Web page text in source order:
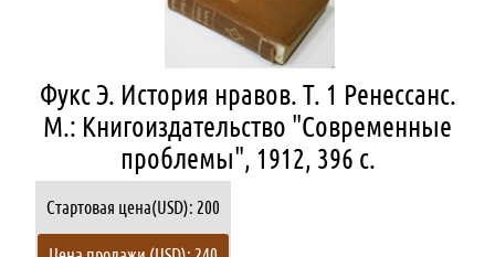
Фукс Э. История нравов. Т. 1 Ренессанс.
М.: Книгоиздательство "Современные
проблемы", 1912, 396 с.
Стартовая цена(USD): 200